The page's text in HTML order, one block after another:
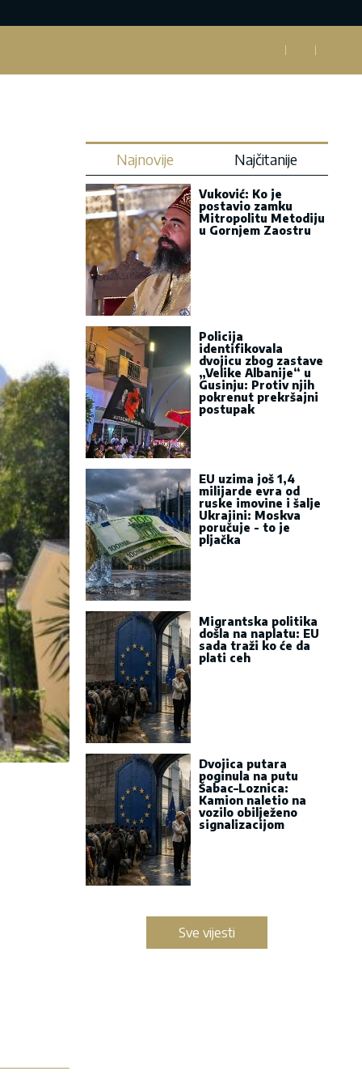
Najnovije Najčitanije
Vuković: Ko je
postavio zamku
Mitropolitu Metodiju
u Gornjem Zaostru
Policija
identifikovala
dvojicu zbog zastave
„Velike Albanije“ u
Gusinju: Protiv njih
pokrenut prekršajni
postupak
EU uzima još 1,4
milijarde evra od
ruske imovine i šalje
Ukrajini: Moskva
poručuje - to je
pljačka
Migrantska politika
došla na naplatu: EU
sada traži ko će da
plati ceh
Dvojica putara
poginula na putu
Šabac–Loznica:
Kamion naletio na
vozilo obilježeno
signalizacijom
Sve vijesti